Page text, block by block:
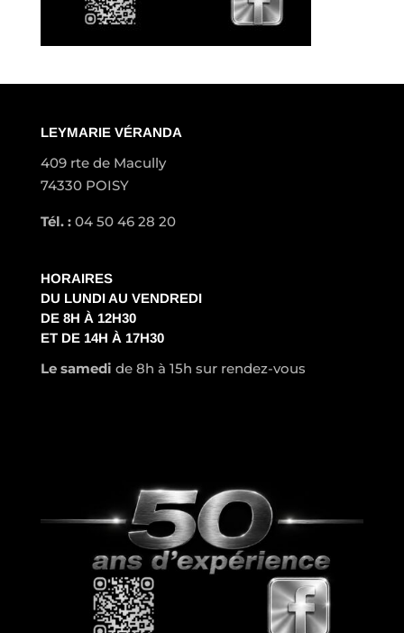
LEYMARIE VÉRANDA
409 rte de Macully
74330 POISY
Tél. :04 50 46 28 20
HORAIRES
DU LUNDI AU VENDREDI
DE 8H À 12H30
ET DE 14H À 17H30
Le samedi de 8h à 15h sur rendez-vous